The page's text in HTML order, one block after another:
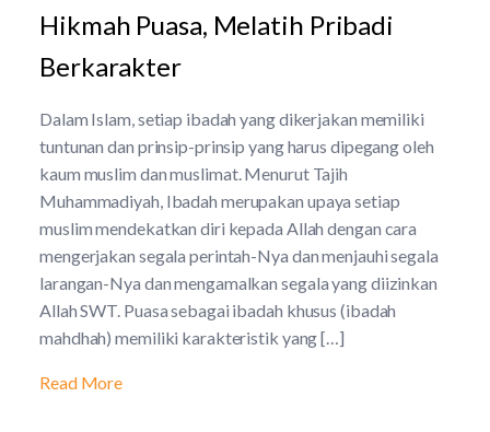
Hikmah Puasa, Melatih Pribadi
Berkarakter
Dalam Islam, setiap ibadah yang dikerjakan memiliki
tuntunan dan prinsip-prinsip yang harus dipegang oleh
kaum muslim dan muslimat. Menurut Tajih
Muhammadiyah, Ibadah merupakan upaya setiap
muslim mendekatkan diri kepada Allah dengan cara
mengerjakan segala perintah-Nya dan menjauhi segala
larangan-Nya dan mengamalkan segala yang diizinkan
Allah SWT. Puasa sebagai ibadah khusus (ibadah
mahdhah) memiliki karakteristik yang […]
Read More